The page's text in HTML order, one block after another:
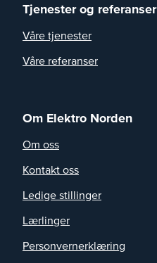
Tjenester og referanser
Våre tjenester
Våre referanser
Om Elektro Norden
Om oss
Kontakt oss
Ledige stillinger
Lærlinger
Personvernerklæring